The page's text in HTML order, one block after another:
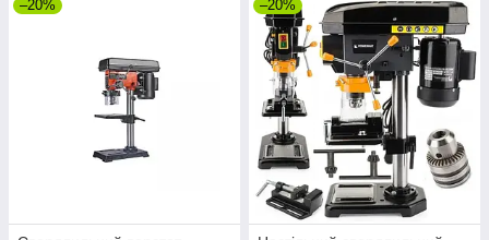
–20% –20%